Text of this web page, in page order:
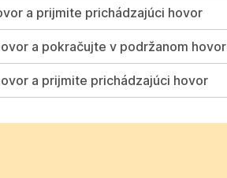
a prijmite prichádzajúci hovor
a pokračujte v podržanom
a prijmite prichádzajúci hovor